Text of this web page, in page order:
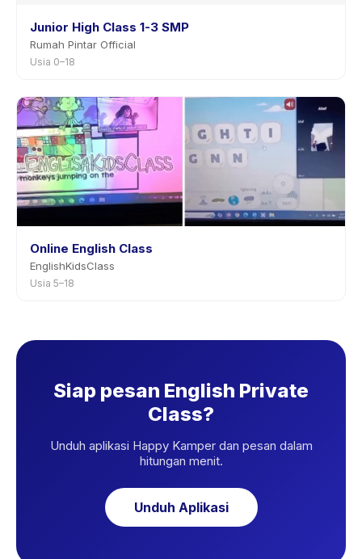
Junior High Class 1-3 SMP
Rumah Pintar Official
Usia 0–18
Online English Class
EnglishKidsClass
Usia 5–18
Siap pesan English Private
Class?
Unduh aplikasi Happy Kamper dan pesan dalam
hitungan menit.
Unduh Aplikasi